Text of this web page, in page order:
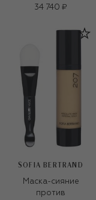
24К (50ml)
34 740 ₽
SOFIA BERTRAND
Маска-сияние
против